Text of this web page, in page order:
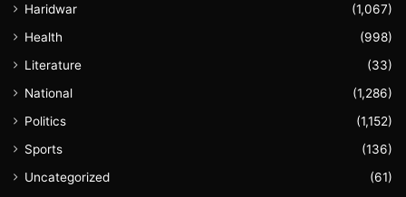
Haridwar
(1,067)
Health
(998)
Literature
(33)
National
(1,286)
Politics
(1,152)
Sports
(136)
Uncategorized
(61)